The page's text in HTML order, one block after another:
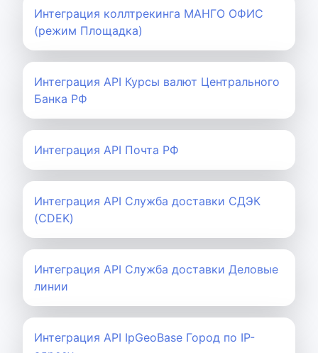
Интеграция коллтрекинга МАНГО ОФИС
(режим Площадка)
Интеграция API Курсы валют Центрального
Банка РФ
Интеграция API Почта РФ
Интеграция API Служба доставки СДЭК
(CDEK)
Интеграция API Служба доставки Деловые
линии
Интеграция API IpGeoBase Город по IP-